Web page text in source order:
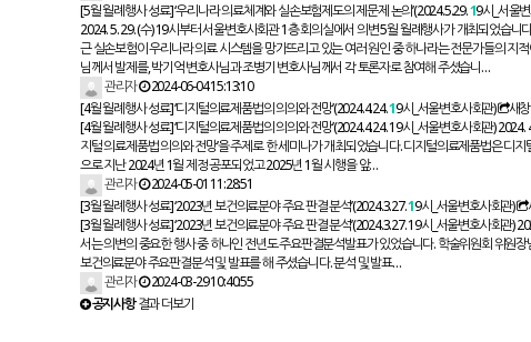
[5월 월례행사 성료] ‘우리나라 의료체계와 실손보험제도의 제문제 논의’(2024.5.29.19시_서울
2024. 5. 29. (수) 19시부터 서울변호사회관 1층 회의실에서 의변 5월 월례행사가 개최되었습
근 실손보험이 우리나라 의료 시스템을 망가뜨리고 있는 여러 원인 중 하나라는 전문가들의
님께서 발제를, 박기억 변호사님과 조병기 변호사님께서 각 토론자로 참여해 주셨습니…
관리자
2024-06-04 15:13:10
[4월 월례행사 성료] ‘디지털의료제품법의 의의와 전망’(2024.4.24.19시_서울변호사회관)
새창
[4월 월례행사 성료] ‘디지털의료제품법의 의의와 전망’(2024.4.24. 19시_서울변호사회관)
지털 의료제품법 의의와 전망’을 주제로 한 세미나가 개최되었습니다. 디지털의료제품법은 디
으로 지난 2024년 1월 제정 공포되었고 2025년 1월 시행을 앞…
관리자
2024-05-01 11:28:51
[3월 월례행사 성료] ‘2023년 보건의료분야 주요 판결 분석’(2024.3.27.19시_서울변호사회관)
[3월 월례행사 성료] ‘2023년 보건의료분야 주요 판결 분석’(2024.3.27. 19시_서울변호사회관
서는 의변의 중요한 행사 중 하나인 전년도 주요판결분석발표가 있었습니다. 학술위원회 위
보건의료분야 주요판결분석 및 발표를 해 주셨습니다. 분석 및 발표…
관리자
2024-03-29 10:40:55
공지사항결과 더보기